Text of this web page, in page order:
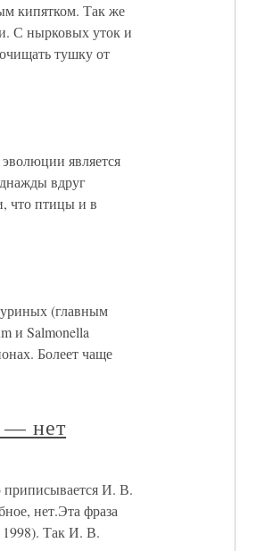
кипятком. Так же
С нырковых уток и
тушку от
является
вдруг
что птицы и в
(главным
и Salmonella
Болеет чаще
— нет
И. В.
нет.Эта фраза
Так И. В.